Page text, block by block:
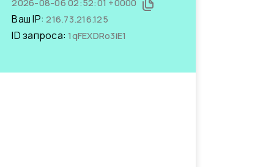
2026-08-06 02:52:01 +0000
Ваш IP:216.73.216.125
ID запроса:1qFEXDRo3iE1